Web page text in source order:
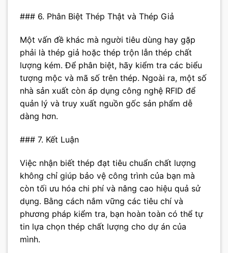
### 6. Phân Biệt Thép Thật và Thép Giả
Một vấn đề khác mà người tiêu dùng hay gặp
phải là thép giả hoặc thép trộn lẫn thép chất
lượng kém. Để phân biệt, hãy kiểm tra các biểu
tượng mộc và mã số trên thép. Ngoài ra, một số
nhà sản xuất còn áp dụng công nghệ RFID để
quản lý và truy xuất nguồn gốc sản phẩm dễ
dàng hơn.
### 7. Kết Luận
Việc nhận biết thép đạt tiêu chuẩn chất lượng
không chỉ giúp bảo vệ công trình của bạn mà
còn tối ưu hóa chi phí và nâng cao hiệu quả sử
dụng. Bằng cách nắm vững các tiêu chí và
phương pháp kiểm tra, bạn hoàn toàn có thể tự
tin lựa chọn thép chất lượng cho dự án của
mình.